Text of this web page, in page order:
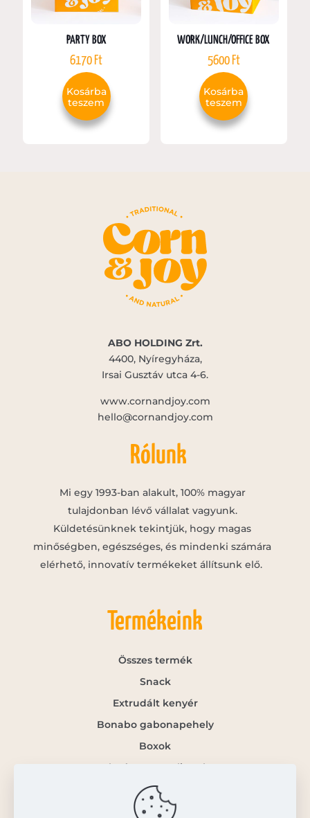
PARTY BOX
6170 Ft
Kosárba
teszem
WORK/LUNCH/OFFICE BOX
5600 Ft
Kosárba
teszem
ABO HOLDING Zrt.
4400, Nyíregyháza,
Irsai Gusztáv utca 4-6.
www.cornandjoy.com
hello@cornandjoy.com
Rólunk
Mi egy 1993-ban alakult, 100% magyar
tulajdonban lévő vállalat vagyunk.
Küldetésünknek tekintjük, hogy magas
minőségben, egészséges, és mindenki számára
elérhető, innovatív termékeket állítsunk elő.
Termékeink
Összes termék
Snack
Extrudált kenyér
Bonabo gabonapehely
Boxok
Gluténmentes lisztek